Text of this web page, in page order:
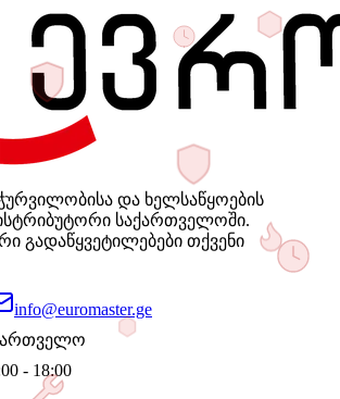
და ხელსაწყოების
საქართველოში.
გადაწყვეტილებები თქვენი
info@euromaster.ge
- 18:00